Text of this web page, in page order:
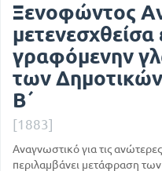
Ξενοφώντος
μετενεσχθείσα
γραφόμενην
των
Β΄
[1883]
Αναγνωστικό για τις
περιλαμβάνει μετάφραση των